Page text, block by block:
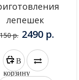
лепешек
р. 2490 р.
В
корзину